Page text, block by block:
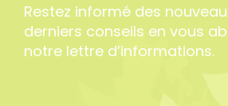
Restez informé des
derniers conseils en vous
notre lettre d’informations.